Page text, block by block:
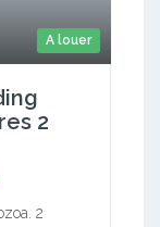
A louer
2
2